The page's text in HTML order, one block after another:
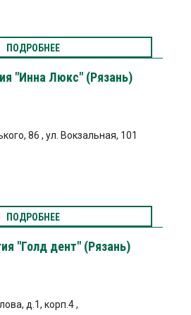
ПОДРОБНЕЕ
"Инна Люкс" (Рязань)
86 , ул. Вокзальная, 101
ПОДРОБНЕЕ
"Голд дент" (Рязань)
д.1, корп.4,